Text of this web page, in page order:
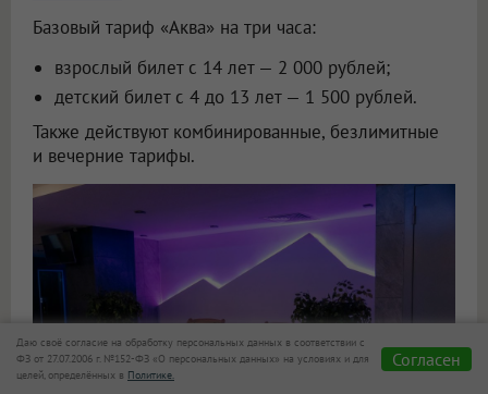
Базовый тариф «Аква» на три часа:
взрослый билет с 14 лет — 2 000 рублей;
детский билет с 4 до 13 лет — 1 500 рублей.
Также действуют комбинированные, безлимитные
и вечерние тарифы.
Даю своё согласие на обработку персональных данных в соответствии с
ФЗ от 27.07.2006 г. №152-ФЗ «О персональных данных» на условиях и для
целей, определённых в Политике.
Согласен